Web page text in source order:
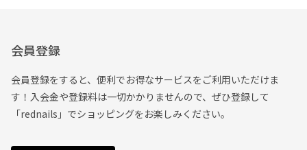
会員登録
会員登録をすると、便利でお得なサービスをご利用いただけま
す！入会金や登録料は一切かかりませんので、ぜひ登録して
「rednails」でショッピングをお楽しみください。